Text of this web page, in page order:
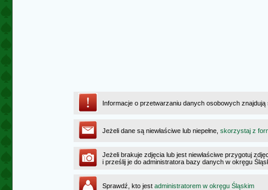
Informacje o przetwarzaniu danych osobowych
Jeżeli dane są niewłaściwe lub niepełne, skorzystaj z
Jeżeli brakuje zdjęcia lub jest niewłaściwe przygotuj
i prześlij je do administratora bazy danych w okręgu
Sprawdź, kto jest administratorem w okręgu Śląskim